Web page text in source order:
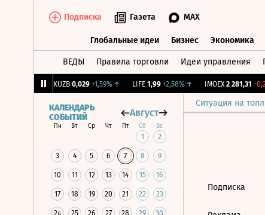
Подписка Газета MAX
Глобальные идеи Бизнес Экономика
ВЕДЫ Правила торговли Идеи управления
KUZB 0,029 +1,59%↑ LIFE 1,99 +2,58%↑ IMOEX 2 281,31 -
Ситуация на
КАЛЕНДАРЬ
СОБЫТИЙ
Август
Пн Вт Ср Чт Пт Сб Вс
1 2
3 4 5 6 7 8 9
10 11 12 13 14 15 16
17 18 19 20 21 22 23
24 25 26 27 28 29 30
Подписка